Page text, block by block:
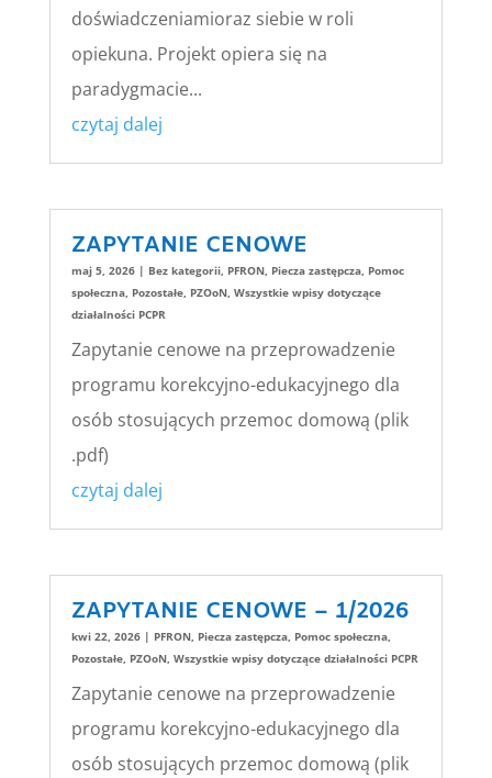
doświadczeniamioraz siebie w roli
opiekuna. Projekt opiera się na
paradygmacie...
czytaj dalej
ZAPYTANIE CENOWE
maj 5, 2026| Bez kategorii, PFRON, Piecza zastępcza, Pomoc
społeczna, Pozostałe, PZOoN, Wszystkie wpisy dotyczące
działalności PCPR
Zapytanie cenowe na przeprowadzenie
programu korekcyjno-edukacyjnego dla
osób stosujących przemoc domową (plik
.pdf)
czytaj dalej
ZAPYTANIE CENOWE – 1/2026
kwi 22, 2026| PFRON, Piecza zastępcza, Pomoc społeczna,
Pozostałe, PZOoN, Wszystkie wpisy dotyczące działalności PCPR
Zapytanie cenowe na przeprowadzenie
programu korekcyjno-edukacyjnego dla
osób stosujących przemoc domową (plik